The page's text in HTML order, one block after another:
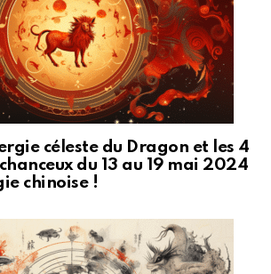
céleste du Dragon et les 4
du 13 au 19 mai 2024
chinoise !